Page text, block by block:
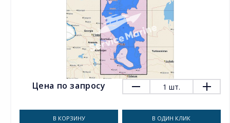
Цена по запросу 1 шт.
В КОРЗИНУ В ОДИН КЛИК